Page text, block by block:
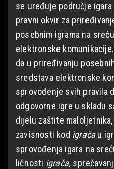
se uređuje područje
pravni okvir za
posebnim igrama na
elektronske komunikacije.
da u priređivanju
sredstava elektronske
sprovođenje svih pravila
odgovorne igre u skladu
dijelu zaštite
zavisnosti kod igračau
sprovođenja igara na
ličnosti igrača,